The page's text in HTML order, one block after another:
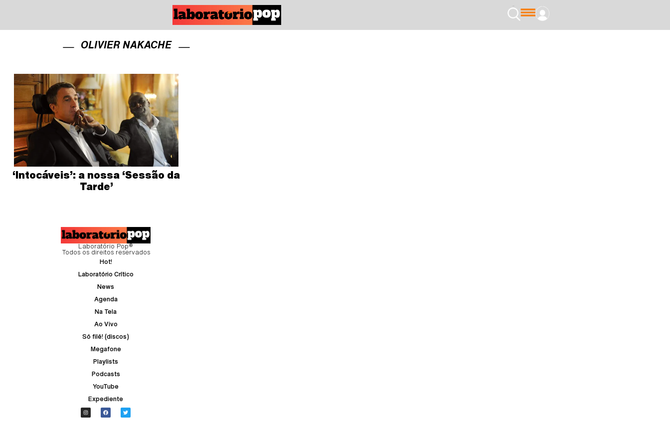
OLIVIER NAKACHE
‘Intocáveis’: a nossa ‘Sessão da
Tarde’
Laboratório Pop®
Todos os direitos reservados
Hot!
Laboratório Crítico
News
Agenda
Na Tela
Ao Vivo
Só filé! (discos)
Megafone
Playlists
Podcasts
YouTube
Expediente